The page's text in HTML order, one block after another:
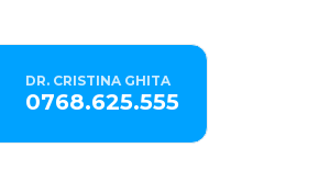
DR. CRISTINA GHITA
0768.625.555